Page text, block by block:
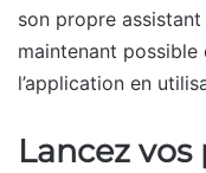
son propre
maintenant possible
l’application en
Lancez